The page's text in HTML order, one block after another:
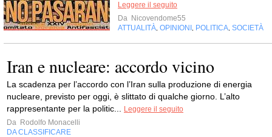
Leggere il seguito
Da Nicovendome55
ATTUALITÀ OPINIONI POLITICA SOCIETÀ
Iran e nucleare: accordo vicino
La scadenza per l’accordo con l’Iran sulla produzione di energia
nucleare, previsto per oggi, è slittato di qualche giorno. L’alto
rappresentante per la politic...
Leggere il seguito
Da Rodolfo Monacelli
DA CLASSIFICARE